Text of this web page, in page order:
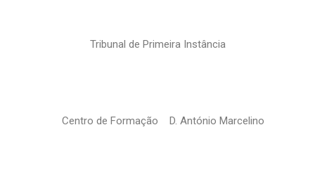
Tribunal de Primeira Instância
Centro de Formação D. António Marcelino